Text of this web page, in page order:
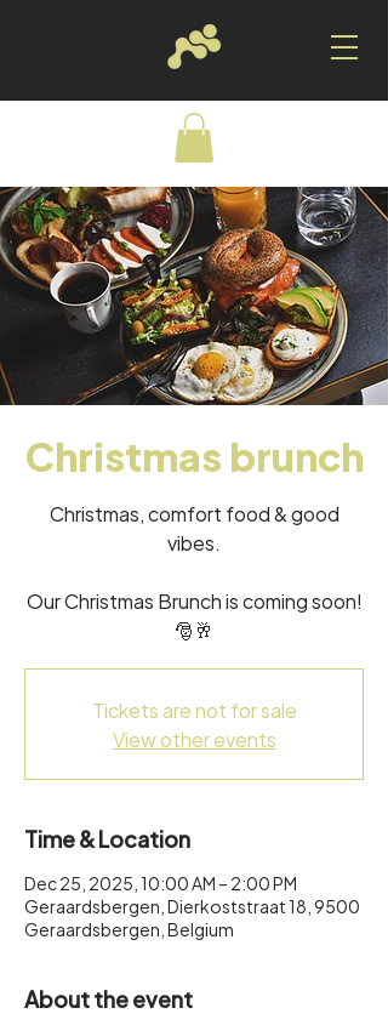
Christmas brunch
Christmas, comfort food & good
vibes.
Our Christmas Brunch is coming soon!
🎅🥂
Tickets are not for sale
View other events
Time & Location
Dec 25, 2025, 10:00 AM – 2:00 PM
Geraardsbergen, Dierkoststraat 18, 9500
Geraardsbergen, Belgium
About the event